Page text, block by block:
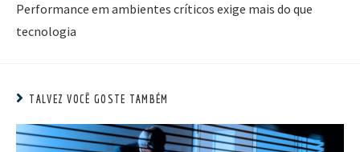
Performance em ambientes críticos exige mais do que
tecnologia
TALVEZ VOCÊ GOSTE TAMBÉM